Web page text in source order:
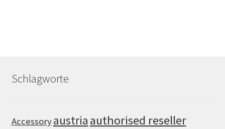
Schlagworte
Accessoryaustria authorised reseller